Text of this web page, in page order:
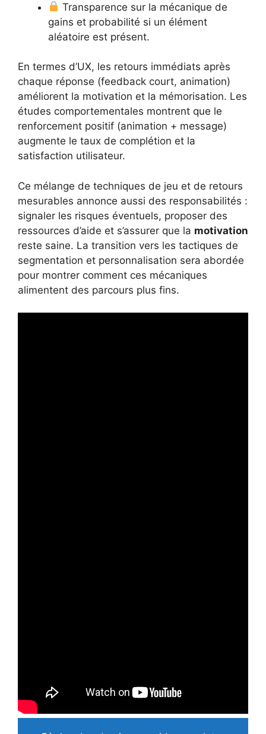
Transparence sur la mécanique de
gains et probabilité si un élément
aléatoire est présent.
En termes d’UX, les retours immédiats après
chaque réponse (feedback court, animation)
améliorent la motivation et la mémorisation. Les
études comportementales montrent que le
renforcement positif (animation + message)
augmente le taux de complétion et la
satisfaction utilisateur.
Ce mélange de techniques de jeu et de retours
mesurables annonce aussi des responsabilités :
signaler les risques éventuels, proposer des
ressources d’aide et s’assurer que la motivation
reste saine. La transition vers les tactiques de
segmentation et personnalisation sera abordée
pour montrer comment ces mécaniques
alimentent des parcours plus fins.